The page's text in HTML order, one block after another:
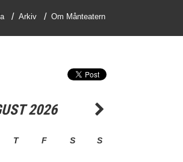
Arkiv Om Månteatern
2026
T F S S